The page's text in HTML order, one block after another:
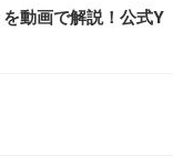
動画で解説！公式Y